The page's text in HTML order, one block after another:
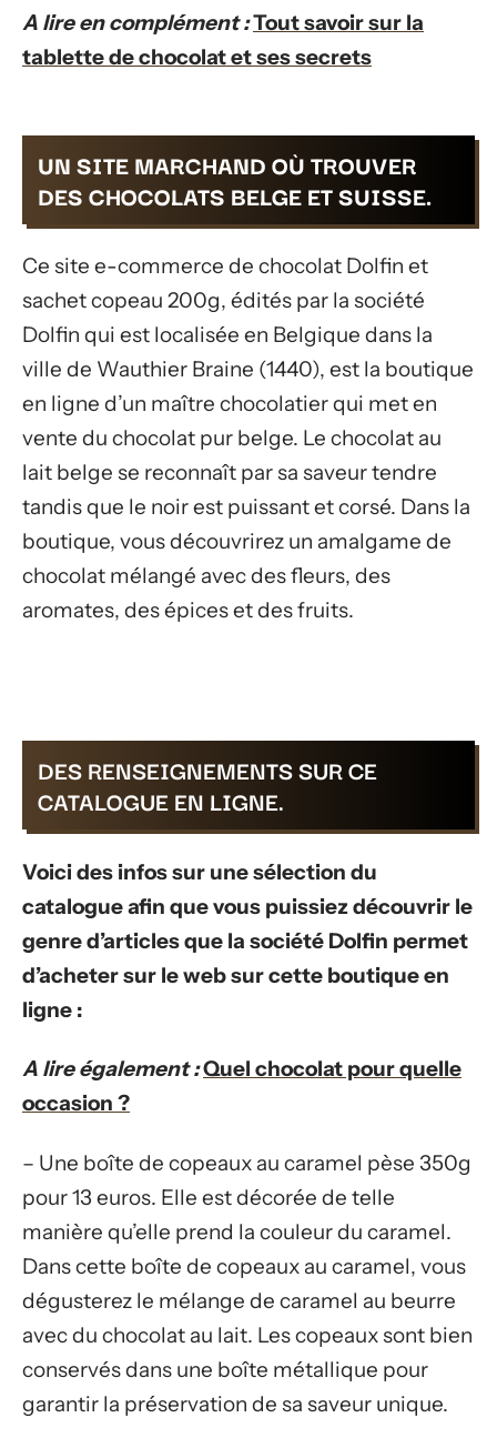
A lire en complément :Tout savoir sur la
tablette de chocolat et ses secrets
UN SITE MARCHAND OÙ TROUVER
DES CHOCOLATS BELGE ET SUISSE.
Ce site e-commerce de chocolat Dolfin et
sachet copeau 200g, édités par la société
Dolfin qui est localisée en Belgique dans la
ville de Wauthier Braine (1440), est la boutique
en ligne d’un maître chocolatier qui met en
vente du chocolat pur belge. Le chocolat au
lait belge se reconnaît par sa saveur tendre
tandis que le noir est puissant et corsé. Dans la
boutique, vous découvrirez un amalgame de
chocolat mélangé avec des fleurs, des
aromates, des épices et des fruits.
DES RENSEIGNEMENTS SUR CE
CATALOGUE EN LIGNE.
Voici des infos sur une sélection du
catalogue afin que vous puissiez découvrir le
genre d’articles que la société Dolfin permet
d’acheter sur le web sur cette boutique en
ligne :
A lire également :Quel chocolat pour quelle
occasion ?
– Une boîte de copeaux au caramel pèse 350g
pour 13 euros. Elle est décorée de telle
manière qu’elle prend la couleur du caramel.
Dans cette boîte de copeaux au caramel, vous
dégusterez le mélange de caramel au beurre
avec du chocolat au lait. Les copeaux sont bien
conservés dans une boîte métallique pour
garantir la préservation de sa saveur unique.